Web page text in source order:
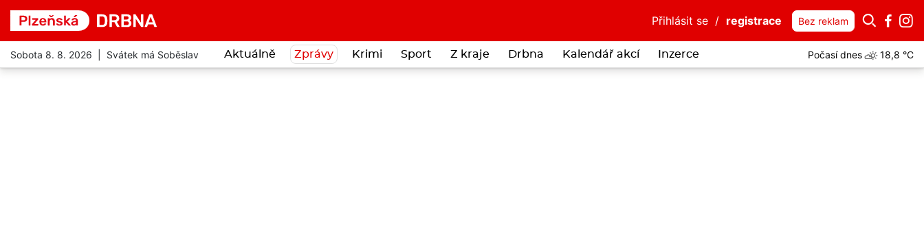
Přihlásit se / registrace Bez reklam
Sobota 8. 8. 2026 | Svátek má Soběslav Aktuálně Zprávy Krimi Sport Z kraje Drbna Kalendář akcí Inzerce Počasí dnes 18,8 °C